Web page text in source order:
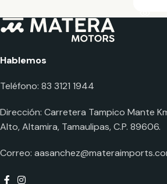
Hablemos
Teléfono: 83 3121 1944
Dirección: Carretera Tampico Mante
Alto, Altamira, Tamaulipas, C.P. 89606.
Correo: